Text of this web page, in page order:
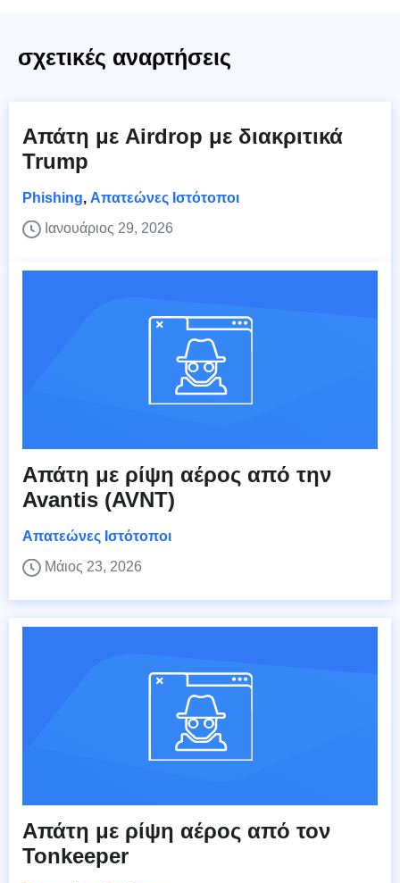
σχετικές αναρτήσεις
Απάτη με Airdrop με διακριτικά
Trump
Phishing, Απατεώνες Ιστότοποι
Ιανουάριος 29, 2026
Απάτη με ρίψη αέρος από την
Avantis (AVNT)
Απατεώνες Ιστότοποι
Μάιος 23, 2026
Απάτη με ρίψη αέρος από τον
Tonkeeper